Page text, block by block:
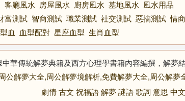
客廳風水 房屋風水 廚房風水 墓地風水
風水用品
富測試 智商測試 職業測試 社交測試 惡搞測試 情
血 血型配對 星座血型 生肖血型
華傳統解夢典籍及西方心理學書籍內容編撰，解夢
周公解夢大全,周公解夢境解析,免費解夢大全,周公解夢
劇情 古文 祝福語 解夢 謎語 歌詞 意思 中文